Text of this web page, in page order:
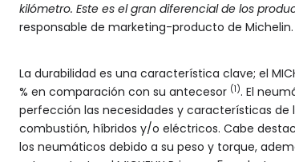
kilómetro. Este es el gran diferencial de los
responsable de marketing-producto de Michelin.
La durabilidad es una característica clave; el
% en comparación con su antecesor (1). El
perfección las necesidades y características de
combustión, híbridos y/o eléctricos. Cabe
los neumáticos debido a su peso y torque,